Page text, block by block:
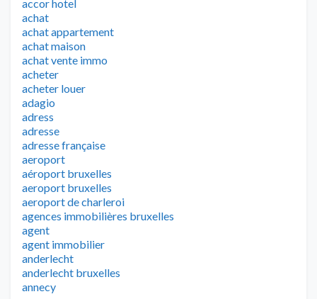
accor hotel
achat
achat appartement
achat maison
achat vente immo
acheter
acheter louer
adagio
adress
adresse
adresse française
aeroport
aéroport bruxelles
aeroport bruxelles
aeroport de charleroi
agences immobilières bruxelles
agent
agent immobilier
anderlecht
anderlecht bruxelles
annecy